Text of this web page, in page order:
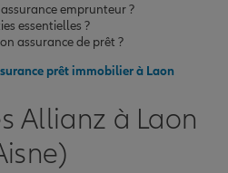
emprunteur ?
essentielles ?
assurance de prêt ?
prêt immobilier à Laon
Allianz à Laon